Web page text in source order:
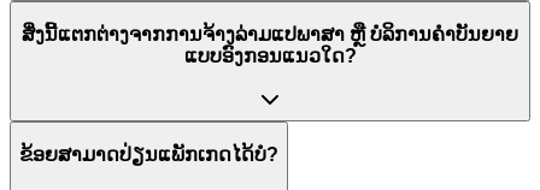
ສິ່ງນີ້ແຕກຕ່າງຈາກການຈ້າງລ່າມແປພາສາ ຫຼື ບໍລິການຄຳບັນຍາຍ
ແບບອົງກອນແນວໃດ?
ຂ້ອຍສາມາດປ່ຽນແພັກເກດໄດ້ບໍ?